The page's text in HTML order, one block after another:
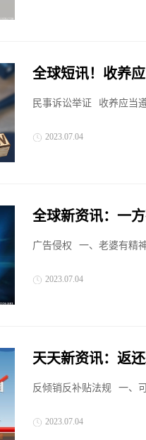
全球短讯！收养
什么？
民事诉讼举证 收养应当
2023.07.04
全球新资讯：一
财产应当怎样分？
广告侵权 一、老婆有精
2023.07.04
天天新资讯：返
产？
反倾销反补贴法规 一、
2023.07.04